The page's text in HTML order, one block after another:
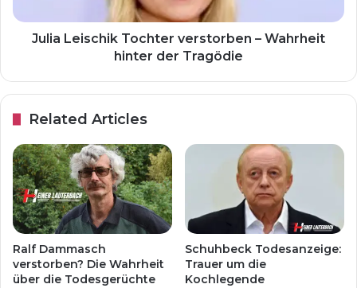
Julia Leischik Tochter verstorben – Wahrheit
hinter der Tragödie
Related Articles
Ralf Dammasch
verstorben? Die Wahrheit
über die Todesgerüchte
Schuhbeck Todesanzeige:
Trauer um die
Kochlegende